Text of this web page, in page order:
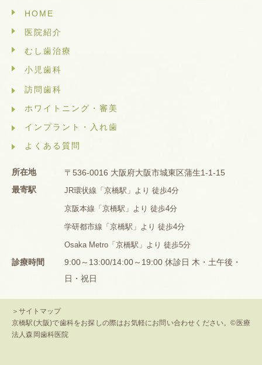
HOME
医院紹介
むし歯治療
小児歯科
訪問歯科
ホワイトニング・審美
インプラント・入れ歯
よくある質問
所在地
〒536-0016 大阪府大阪市城東区蒲生1-1-15
最寄駅
JR環状線「京橋駅」より 徒歩4分
京阪本線「京橋駅」より 徒歩4分
学研都市線「京橋駅」より 徒歩4分
Osaka Metro「京橋駅」より 徒歩5分
診療時間
9:00～13:00/14:00～19:00 休診日 木・土午後・
日・祝日
＞サイトマップ
京橋駅(大阪)で歯科をお探しの際はお気軽にお問い合わせください。©医療
法人森岡歯科医院